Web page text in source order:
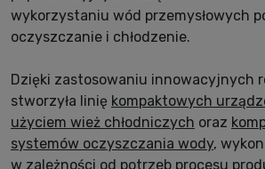
wykorzystaniu wód przemysłowych
oczyszczanie i chłodzenie.
Dzięki zastosowaniu innowacyjnych
stworzyła linię kompaktowych
użyciem wież chłodniczych oraz
systemów oczyszczania wody,
w zależności od potrzeb procesu